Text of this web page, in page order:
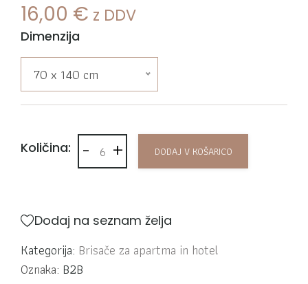
16,00 € z DDV
Dimenzija
70 x 140 cm
Količina: Brisače za ležalnike Wellness Luxury količina
+
- DODAJ V KOŠARICO
Dodaj na seznam želja
Kategorija: Brisače za apartma in hotel
Oznaka: B2B